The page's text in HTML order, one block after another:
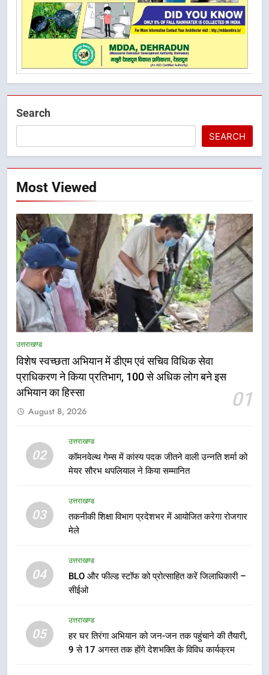
Search
SEARCH
Most Viewed
उत्तराखण्ड
विशेष स्वच्छता अभियान में डीएम एवं सचिव विधिक सेवा
प्राधिकरण ने किया प्रतिभाग, 100 से अधिक लोग बने इस
अभियान का हिस्सा
01
August 8, 2026
02
उत्तराखण्ड
कॉमनवेल्थ गेम्स में कांस्य पदक जीतने वाली उन्नति शर्मा को
मेयर सौरभ थपलियाल ने किया सम्मानित
03
उत्तराखण्ड
तकनीकी शिक्षा विभाग प्रदेशभर में आयोजित करेगा रोजगार
मेले
04
उत्तराखण्ड
BLO और फील्ड स्टॉफ को प्रोत्साहित करें जिलाधिकारी –
सीईओ
05
उत्तराखण्ड
हर घर तिरंगा अभियान को जन-जन तक पहुंचाने की तैयारी,
9 से 17 अगस्त तक होंगे देशभक्ति के विविध कार्यक्रम
5
हर घर तिरंगा अभियान को जन-जन तक
6
उत्तराखण्ड
कार्यकत्री पुरस्कार से मातृशक्ति को किया
8
खेल महाकुंभ 2026ः 01 सितंबर से सजेगा